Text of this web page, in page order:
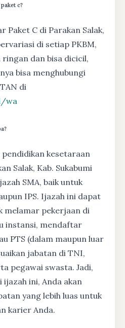
c?
Paket C di Parakan Salak,
di setiap PKBM,
ringan dan bisa dicicil,
bisa menghubungi
di
wa
kesetaraan
Salak, Kab. Sukabumi
SMA, baik untuk
IPS. Ijazah ini dapat
melamar pekerjaan di
instansi, mendaftar
PTS (dalam maupun luar
jabatan di TNI,
pegawai swasta. Jadi,
ini, Anda akan
yang lebih luas untuk
karier Anda.